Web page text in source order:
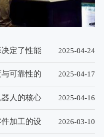
定了性能
2025-04-24
可靠性的
2025-04-17
人的核心
2025-04-16
加工的设
2026-03-10